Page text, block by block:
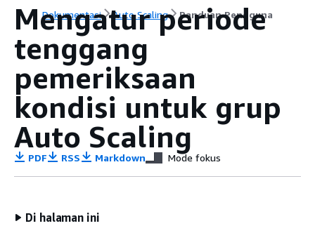
Dokumentasi Auto Scaling Panduan Pengguna
Mengatur periode
tenggang
pemeriksaan
kondisi untuk grup
Auto Scaling
PDF RSS Markdown Mode fokus
Di halaman ini